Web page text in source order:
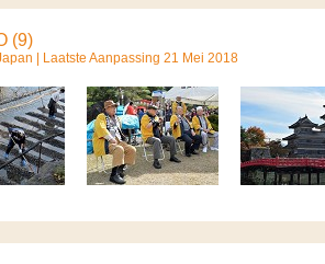
(9)
| Laatste Aanpassing 21 Mei 2018